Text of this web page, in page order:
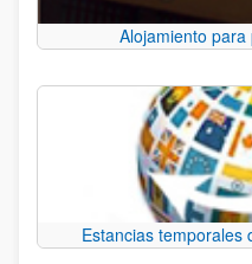
Alojamiento
Estancias temporales